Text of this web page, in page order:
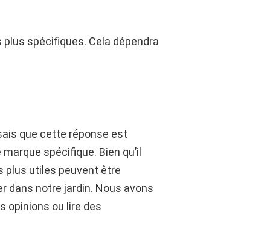
plus spécifiques. Cela dépendra
que cette réponse est
spécifique. Bien qu’il
plus utiles peuvent être
dans notre jardin. Nous avons
opinions ou lire des